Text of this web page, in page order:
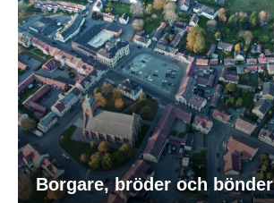
Borgare, bröder och bönder